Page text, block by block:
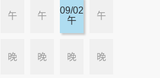
午 午
09/02
午
午
晚 晚 晚 晚